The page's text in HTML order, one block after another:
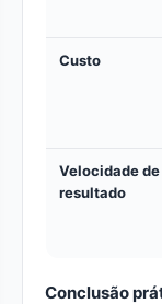
Custo
Velocidade de
resultado
Conclusão